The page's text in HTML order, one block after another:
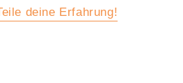
deine Erfahrung!